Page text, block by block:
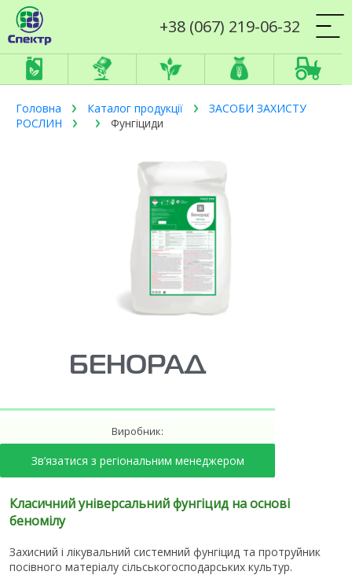
+38 (067) 219-06-32
Головна Каталог продукції
ЗАСОБИ ЗАХИСТУ
РОСЛИН
Фунгіциди
БЕНОРАД
Виробник:
Зв’язатися з регіональним менеджером
Класичний універсальний фунгіцид на основі
беномілу
Захисний і лікувальний системний фунгіцид та протруйник
посівного матеріалу сільськогосподарських культур.